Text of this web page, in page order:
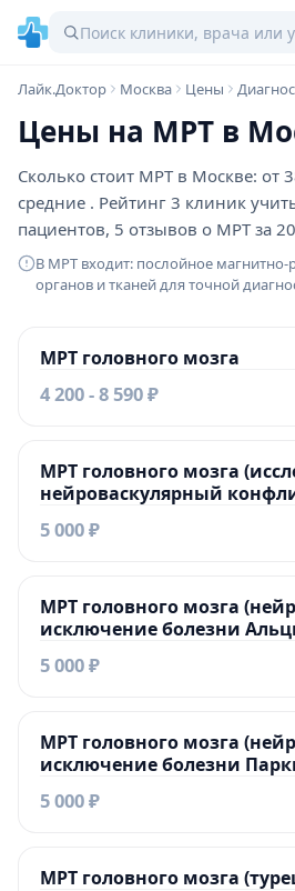
Лайк.Доктор Москва Цены
Цены на МРТ в
Сколько стоит МРТ в Москве: от
средние . Рейтинг 3 клиник
пациентов, 5 отзывов о МРТ за
В МРТ входит: послойное магнитно-
органов и тканей для точной
МРТ головного мозга
4 200 - 8 590 ₽
МРТ головного мозга
нейроваскулярный
5 000 ₽
МРТ головного мозга
исключение болезни
5 000 ₽
МРТ головного мозга
исключение болезни
5 000 ₽
МРТ головного мозга